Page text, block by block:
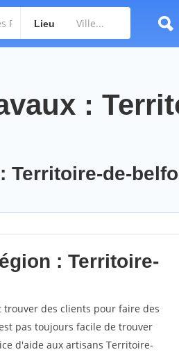
Lieu
:
Territoire-de-
: Territoire-
des clients pour faire des
pas toujours facile de trouver
d'aide aux artisans Territoire-